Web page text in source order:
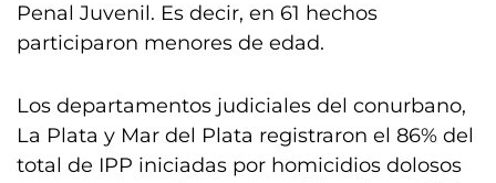
Penal Juvenil. Es decir, en 61 hechos
participaron menores de edad.
Los departamentos judiciales del conurbano,
La Plata y Mar del Plata registraron el 86% del
total de IPP iniciadas por homicidios dolosos